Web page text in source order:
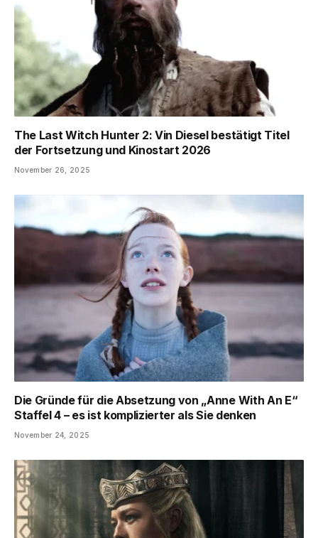
The Last Witch Hunter 2: Vin Diesel bestätigt Titel
der Fortsetzung und Kinostart 2026
November 26, 2025
Die Gründe für die Absetzung von „Anne With An E“
Staffel 4 – es ist komplizierter als Sie denken
November 24, 2025